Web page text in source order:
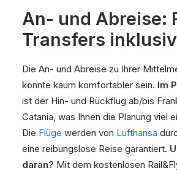
An- und Abreise:
Transfers
Die An- und Abreise zu Ihrer
könnte kaum komfortabler sein. Im
ist der Hin- und Rückflug ab/bis
Catania, was Ihnen die Planung viel
Die Flüge werden von Lufthansa
eine reibungslose Reise garantiert.
daran? Mit dem kostenlosen